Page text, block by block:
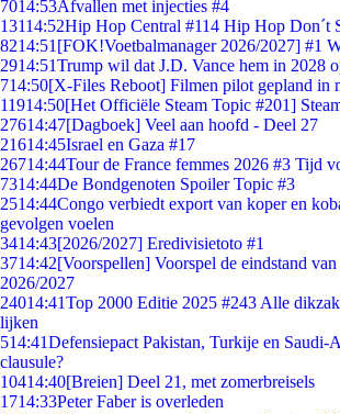
7014:53Afvallen met injecties #4
13114:52Hip Hop Central #114 Hip Hop Don´t
8214:51 [FOK!Voetbalmanager 2026/2027] #1
2914:51Trump wil dat J.D. Vance hem in 2028
714:50[X-Files Reboot] Filmen pilot gepland in
11914:50[Het Officiële Steam Topic #201]
27614:47[Dagboek] Veel aan hoofd - Deel 27
21614:45Israel en Gaza #17
26714:44Tour de France femmes 2026 #3 Tijd
7314:44De Bondgenoten Spoiler Topic #3
2514:44Congo verbiedt export van koper en
gevolgen voelen
3414:43[2026/2027] Eredivisietoto #1
3714:42[Voorspellen] Voorspel de eindstand
2026/2027
24014:41Top 2000 Editie 2025 #243 Alle
lijken
514:41Defensiepact Pakistan, Turkije en Saudi-
clausule?
10414:40[Breien] Deel 21, met zomerbreisels
1714:33Peter Faber is overleden